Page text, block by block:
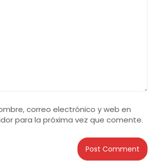
correo electrónico y web en
para la próxima vez que comente.